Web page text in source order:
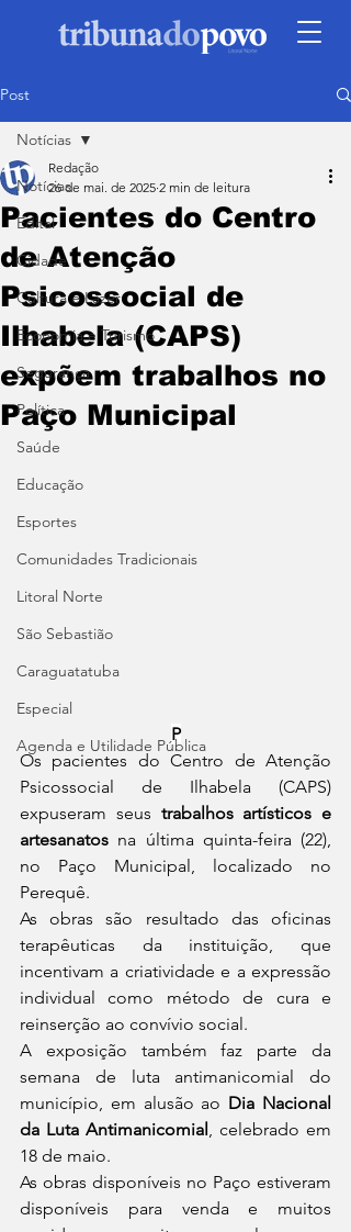
Post
Notícias
Edital
Cidade
Cultura e Lazer
Economia e Turismo
Segurança
Política
Saúde
Educação
Esportes
Comunidades Tradicionais
Litoral Norte
São Sebastião
Caraguatatuba
Especial
Agenda e Utilidade Pública
Notícias
Pacientes do Centro
de Atenção
Psicossocial de
Ilhabela (CAPS)
expõem trabalhos no
Paço Municipal
Redação
26 de mai. de 2025 2 min de leitura
P
Os pacientes do Centro de Atenção
Psicossocial de Ilhabela (CAPS)
expuseram seus trabalhos artísticos e
artesanatos na última quinta-feira (22),
no Paço Municipal, localizado no
Perequê.
As obras são resultado das oficinas
terapêuticas da instituição, que
incentivam a criatividade e a expressão
individual como método de cura e
reinserção ao convívio social.
A exposição também faz parte da
semana de luta antimanicomial do
município, em alusão ao Dia Nacional
da Luta Antimanicomial , celebrado em
18 de maio.
As obras disponíveis no Paço estiveram
disponíveis para venda e muitos